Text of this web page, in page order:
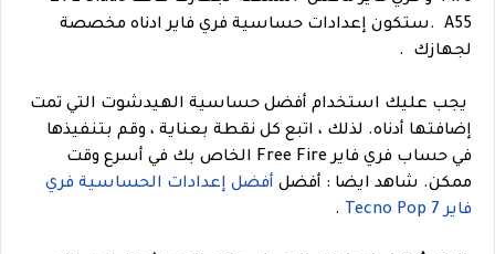
A55 .
ستكون إعدادات حساسية فري فاير ادناه مخصصة
لجهازك .
يجب عليك استخدام أفضل حساسية الهيدشوت التي تمت
إضافتها أدناه. لذلك ، اتبع كل نقطة بعناية ، وقم بتنفيذها
في حساب فري فاير Free Fire الخاص بك في أسرع وقت
ممكن. شاهد ايضا : أفضل أفضل إعدادات الحساسية فري
فاير Tecno Pop 7
.